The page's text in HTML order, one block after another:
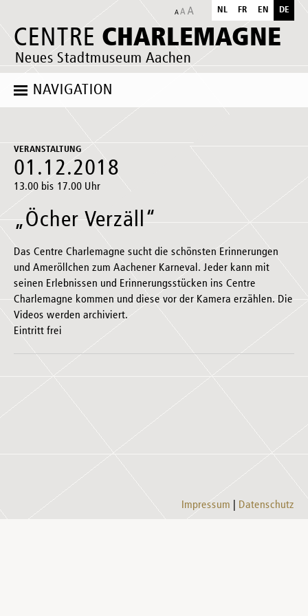
CENTRE CHARLEMAGNE
Neues Stadtmuseum Aachen
NL FR EN DE
NAVIGATION
VERANSTALTUNG
01.12.2018
13.00 bis 17.00 Uhr
„Öcher Verzäll“
Das Centre Charlemagne sucht die schönsten Erinnerungen
und Ameröllchen zum Aachener Karneval. Jeder kann mit
seinen Erlebnissen und Erinnerungsstücken ins Centre
Charlemagne kommen und diese vor der Kamera erzählen. Die
Videos werden archiviert.
Eintritt frei
Impressum Datenschutz